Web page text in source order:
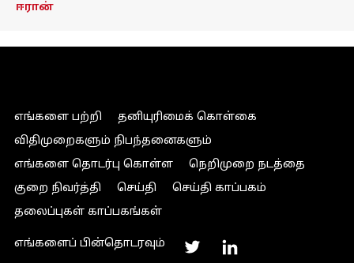
ஈரான்
எங்களை பற்றி
தனியுரிமைக் கொள்கை
விதிமுறைகளும் நிபந்தனைகளும்
எங்களை தொடர்பு கொள்ள
நெறிமுறை நடத்தை
குறை நிவர்த்தி
செய்தி
செய்தி காப்பகம்
தலைப்புகள் காப்பகங்கள்
எங்களைப் பின்தொடரவும்